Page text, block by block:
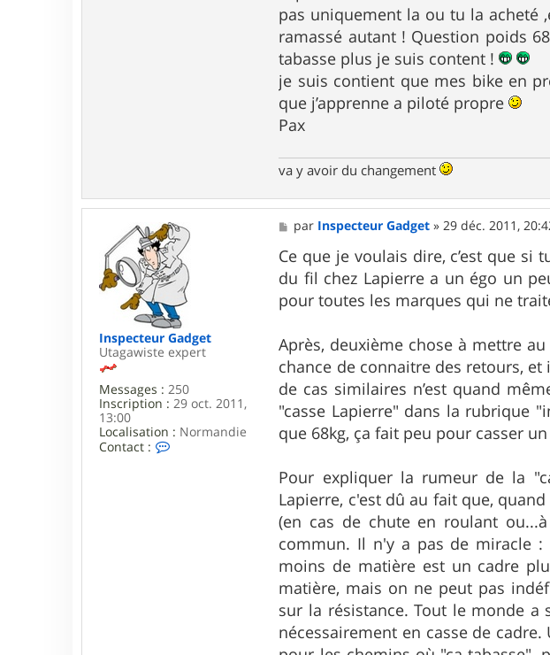
pas uniquement la ou tu la acheté
ramassé autant ! Question poids
tabasse plus je suis content !
je suis contient que mes bike en
que j’apprenne a piloté propre
Pax
va y avoir du changement
Inspecteur Gadget
Utagawiste expert
Messages : 250
Inscription : 29 oct. 2011,
13:00
Localisation : Normandie
Contact :
M
e
s
s
a
g
e
par Inspecteur Gadget »29 déc. 2011,
Ce que je voulais dire, c’est que
du fil chez Lapierre a un égo un
pour toutes les marques qui ne
Après, deuxième chose à mettre
chance de connaitre des retours,
de cas similaires n’est quand
"casse Lapierre" dans la rubrique
que 68kg, ça fait peu pour casser
Pour expliquer la rumeur de la
Lapierre, c'est dû au fait que,
(en cas de chute en roulant
commun. Il n'y a pas de miracle :
moins de matière est un cadre
matière, mais on ne peut pas
sur la résistance. Tout le monde
nécessairement en casse de